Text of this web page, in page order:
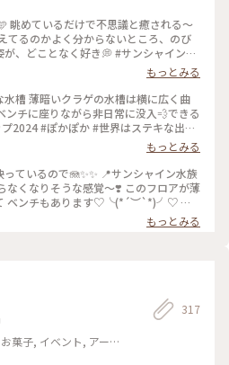
〜
てるのかよく分からないところ、のび
となく好き💭 #サンシャイン水
デート #池袋
もっとみる
に広く曲
ンチに座りながら非日常に没入💨できる
#オトナの社会
ション #宇宙空間 #非日常 #いつまで
もっとみる
🪼✨✨ 📍サンシャイン水族
ベンチもあります♡╰(*´︶`*)╯♡ 空
チで 過ごすのもおススメです♪ #ベスもっとみる
菓子, イベント, アー
317